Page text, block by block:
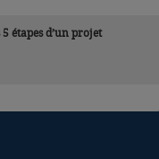
étapes d’un projet